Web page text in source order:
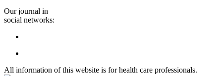
Our journal in
social networks:
All information of this website is for health care professionals.